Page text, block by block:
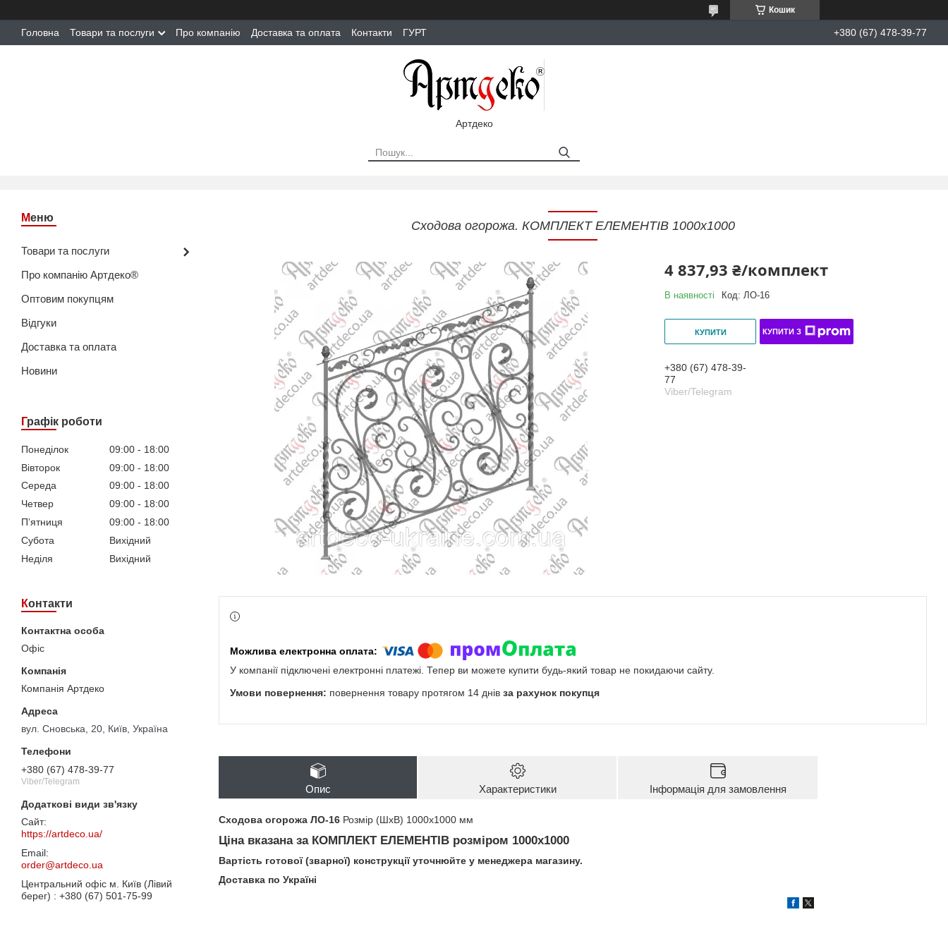
Кошик
Головна Товари та послуги Про компанію Доставка та оплата Контакти ГУРТ +380 (67) 478-39-77
Артдеко
Товари та послуги
Про компанію Артдеко®
Оптовим покупцям
Відгуки
Доставка та оплата
Новини
Графік роботи
Понеділок 09:00
18:00
Вівторок
09:00
18:00
Середа
09:00
18:00
Четвер
09:00
18:00
Пʼятниця
09:00
18:00
Субота
Вихідний
Неділя
Вихідний
Контакти
Офіс
Компанія Артдеко
вул. Сновська, 20, Київ, Україна
+380 (67) 478-39-77
Viber/Telegram
https://artdeco.ua/
order@artdeco.ua
Центральний офіс м. Київ (Лівий
берег)
+380 (67) 501-75-99
Сходова огорожа. КОМПЛЕКТ ЕЛЕМЕНТІВ 1000х1000
4 837,93 ₴/комплект
В наявності Код:ЛО-16
КУПИТИ КУПИТИ З
+380 (67) 478-39-
77
Viber/Telegram
У компанії підключені електронні платежі. Тепер ви можете купити будь-який товар не покидаючи сайту.
повернення товару протягом 14 днів за рахунок покупця
Опис Характеристики Інформація для замовлення
Сходова огорожа ЛО-16 Розмір (ШхВ) 1000х1000 мм
Ціна вказана за КОМПЛЕКТ ЕЛЕМЕНТІВ розміром 1000х1000
Вартість готової (зварної) конструкції уточнюйте у менеджера магазину.
Доставка по Україні